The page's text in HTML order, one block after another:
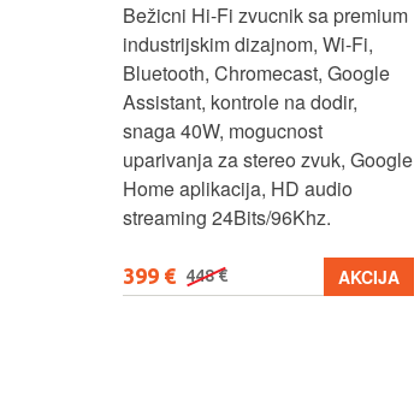
Bežicni Hi-Fi zvucnik sa premium
industrijskim dizajnom, Wi-Fi,
Bluetooth, Chromecast, Google
Assistant, kontrole na dodir,
snaga 40W, mogucnost
uparivanja za stereo zvuk, Google
Home aplikacija, HD audio
streaming 24Bits/96Khz.
399 € 448 € AKCIJA